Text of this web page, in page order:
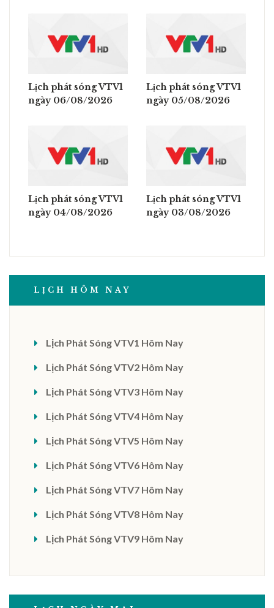
Lịch phát sóng VTV1
ngày 06/08/2026
Lịch phát sóng VTV1
ngày 05/08/2026
Lịch phát sóng VTV1
ngày 04/08/2026
Lịch phát sóng VTV1
ngày 03/08/2026
LỊCH HÔM NAY
Lịch Phát Sóng VTV1 Hôm Nay
Lịch Phát Sóng VTV2 Hôm Nay
Lịch Phát Sóng VTV3 Hôm Nay
Lịch Phát Sóng VTV4 Hôm Nay
Lịch Phát Sóng VTV5 Hôm Nay
Lịch Phát Sóng VTV6 Hôm Nay
Lịch Phát Sóng VTV7 Hôm Nay
Lịch Phát Sóng VTV8 Hôm Nay
Lịch Phát Sóng VTV9 Hôm Nay